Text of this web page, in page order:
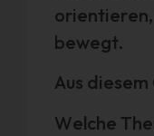
bewegt.
Aus
Welche